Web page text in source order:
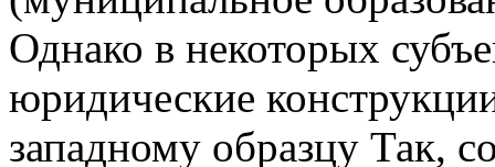
Однако в некоторых
юридические
западному образцу Так,